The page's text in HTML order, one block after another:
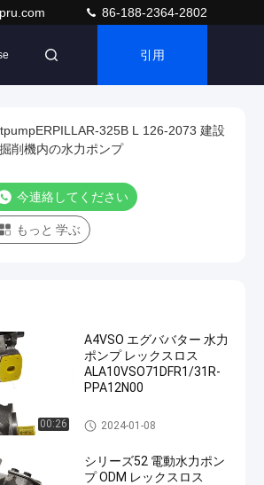
86-188-2364-2802
引用
325B L 126-2073 建設
削機内の水力ポンプ
今連絡してください
もっと 学ぶ
00:26
A4VSO エグババター 水力
ポンプ レックスロス
ALA10VSO71DFR1/31R-
PPA12N00
掘削機の水力ポンプ
2024-01-08
シリーズ52 電動水力ポン
プ ODM レックスロス